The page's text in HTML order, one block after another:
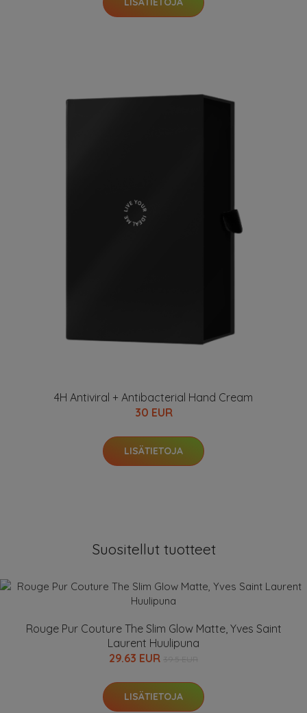
4H Antiviral + Antibacterial Hand Cream
30 EUR
LISÄTIETOJA
Suositellut tuotteet
Rouge Pur Couture The Slim Glow Matte, Yves Saint
Laurent Huulipuna
29.63 EUR
LISÄTIETOJA